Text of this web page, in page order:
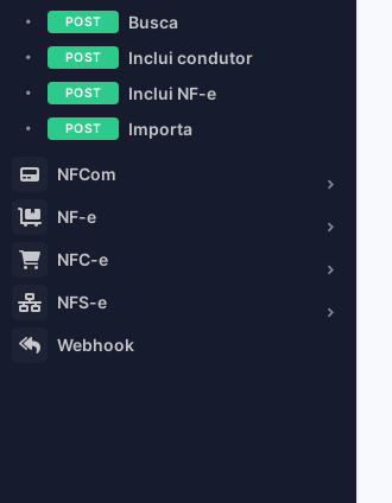
POST Busca
POST Inclui condutor
POST Inclui NF-e
POST Importa
NFCom
NF-e
NFC-e
NFS-e
Webhook